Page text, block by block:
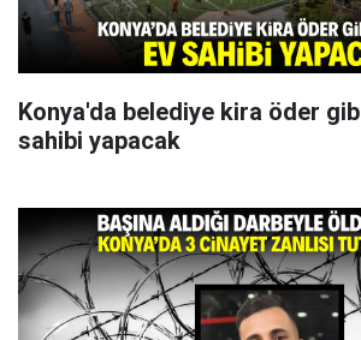
Konya'da belediye kira öder
sahibi yapacak